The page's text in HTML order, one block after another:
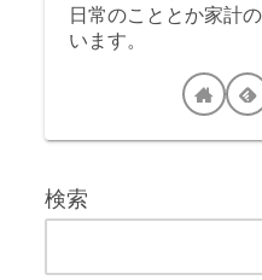
日常のこととか家計
います。
検索